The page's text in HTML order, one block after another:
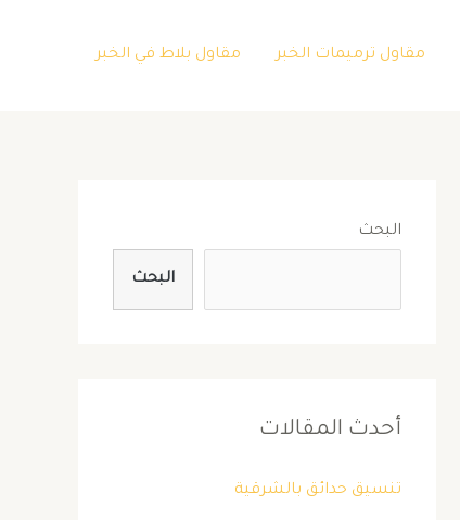
مقاول ترميمات الخبر مقاول بلاط في الخبر
البحث
البحث
أحدث المقالات
تنسيق حدائق بالشرقية